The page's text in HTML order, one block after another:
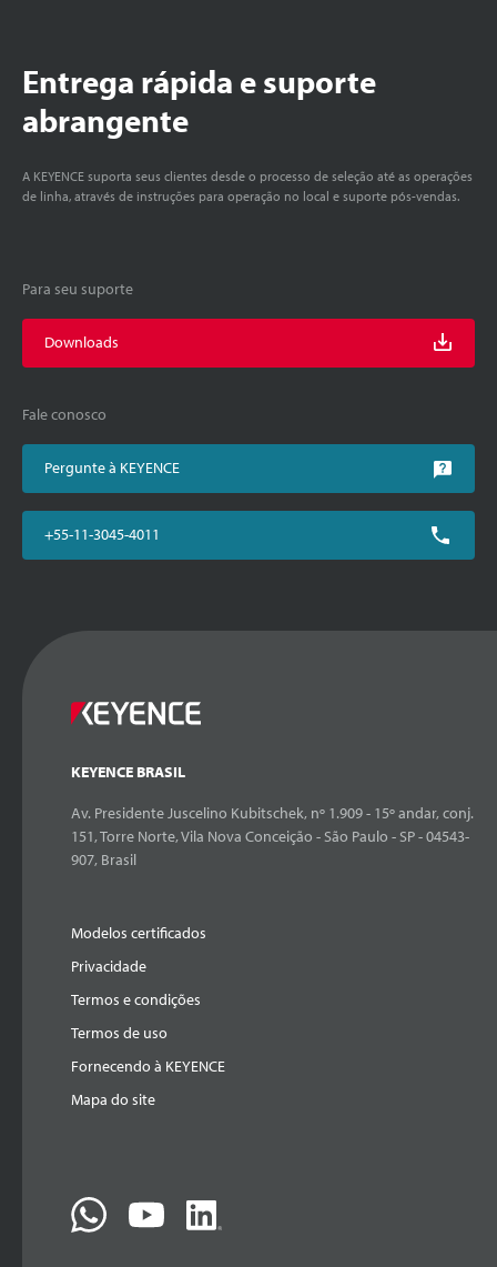
Entrega rápida e suporte
abrangente
A KEYENCE suporta seus clientes desde o processo de seleção até as operações
de linha, através de instruções para operação no local e suporte pós-vendas.
Para seu suporte
Downloads
Fale conosco
Pergunte à KEYENCE
+55-11-3045-4011
KEYENCE BRASIL
Av. Presidente Juscelino Kubitschek, nº 1.909 - 15º andar, conj.
151, Torre Norte, Vila Nova Conceição - São Paulo - SP - 04543-
907, Brasil
Modelos certificados
Privacidade
Termos e condições
Termos de uso
Fornecendo à KEYENCE
Mapa do site